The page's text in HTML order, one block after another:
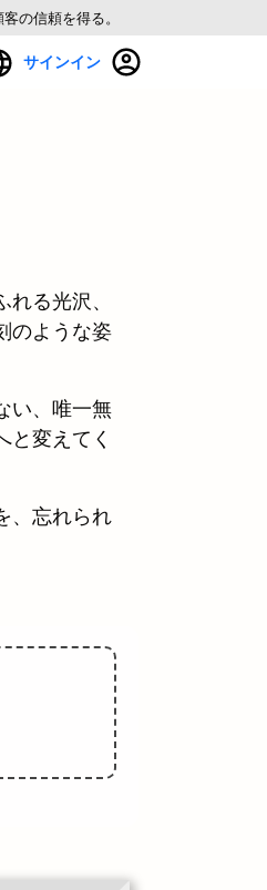
の信頼を得る。
サインイン
る光沢、
のような姿
い、唯一無
変えてく
、忘れられ